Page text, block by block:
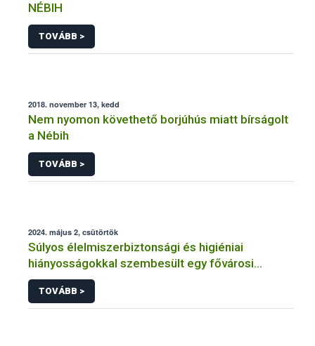
NÉBIH
TOVÁBB >
2018. november 13, kedd
Nem nyomon követhető borjúhús miatt bírságolt
a Nébih
TOVÁBB >
2024. május 2, csütörtök
Súlyos élelmiszerbiztonsági és higiéniai
hiányosságokkal szembesült egy fővárosi
vendéglátóhelyen a Nébih
TOVÁBB >